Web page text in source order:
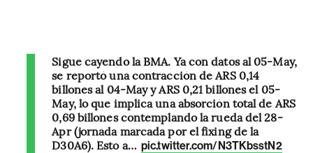
Sigue cayendo la BMA. Ya con datos al 05-May,
se reportó una contracción de ARS 0,14
billones al 04-May y ARS 0,21 billones el 05-
May, lo que implica una absorción total de ARS
0,69 billones contemplando la rueda del 28-
Apr (jornada marcada por el fixing de la
D30A6). Esto a… pic.twitter.com/N3TKbsstN2